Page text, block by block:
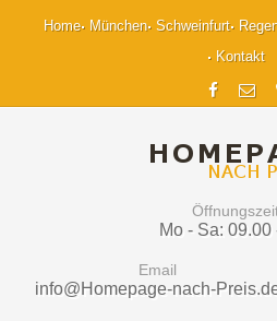
Home München Schweinfurt
Kontakt
Mo - Sa: 09.00
Email
info@Homepage-nach-